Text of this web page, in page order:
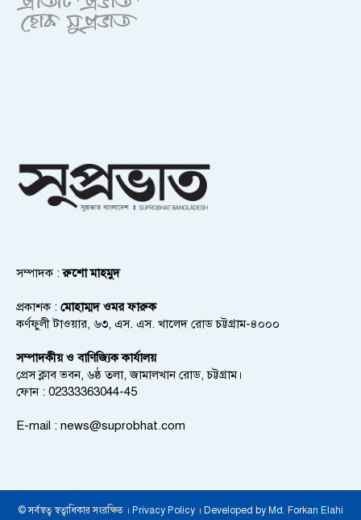
সম্পাদক :রুশো মাহমুদ
প্রকাশক : মোহাম্মদ ওমর ফারুক
কর্ণফুলী টাওয়ার, ৬৩, এস. এস. খালেদ রোড চট্টগ্রাম-৪০০০
সম্পাদকীয় ও বাণিজ্যিক কার্যালয়
প্রেস ক্লাব ভবন, ৬ষ্ঠ তলা, জামালখান রোড, চট্টগ্রাম।
ফোন : 02333363044-45
E-mail : news@suprobhat.com
© সর্বস্বত্ব স্বত্বাধিকার সংরক্ষিত । Privacy Policy । Developed by Md. Forkan Elahi